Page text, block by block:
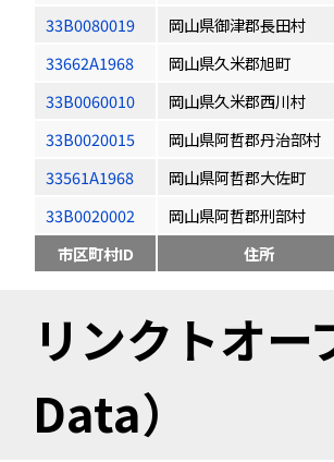
33B0080019
岡山県御津郡長田村
33662A1968
岡山県久米郡旭町
33B0060010
岡山県久米郡西川村
33B0020015
岡山県阿哲郡丹治部村
33561A1968
岡山県阿哲郡大佐町
33B0020002
岡山県阿哲郡刑部村
市区町村ID
住所
リンクトオ
Data）